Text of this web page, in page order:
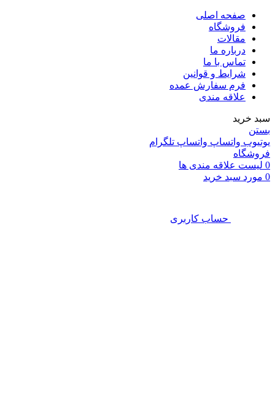
صفحه اصلی
فروشگاه
مقالات
درباره ما
تماس با ما
شرایط و قوانین
فرم سفارش عمده
علاقه مندی
سبد خرید
بستن
یوتیوب واتساپ واتساپ تلگرام
فروشگاه
0 لیست علاقه مندی ها
0 مورد سبد خرید
حساب کاربری